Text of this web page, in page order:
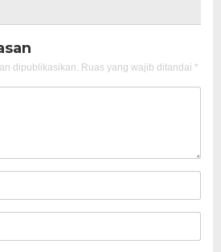
dipublikasikan. Ruas yang wajib ditandai *